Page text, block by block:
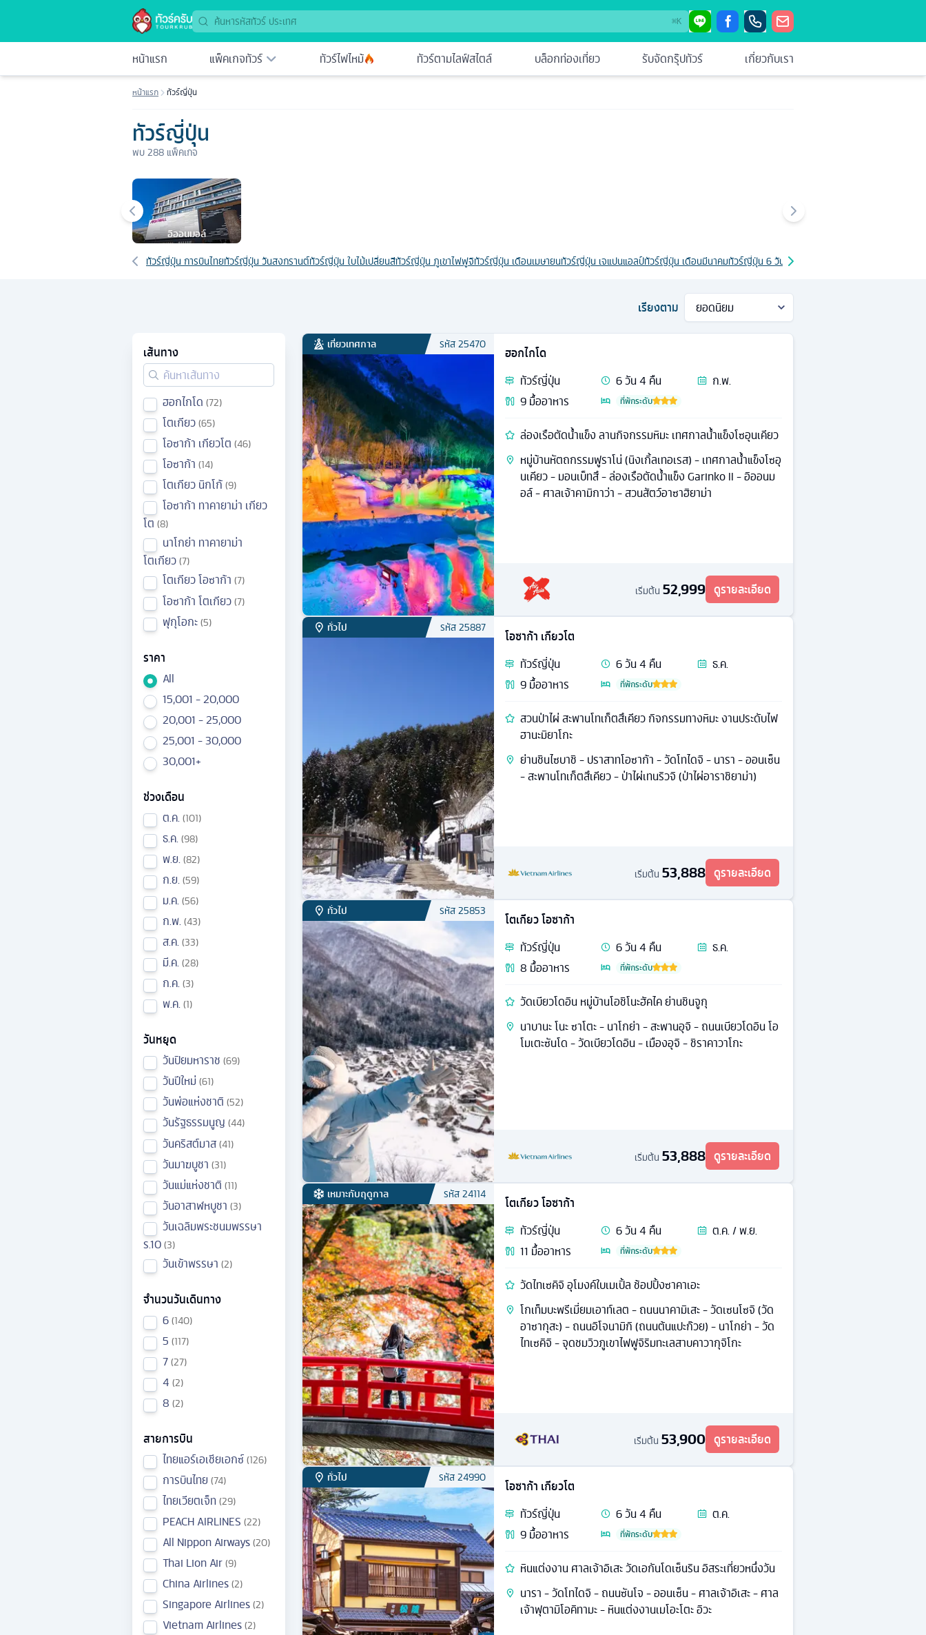
⌘K
หน้าแรก แพ็คเกจทัวร์ ทัวร์ไฟไหม้ ทัวร์ตามไลฟ์สไตล์ บล็อกท่องเที่ยว รับจัดกรุ๊ปทัวร์ เกี่ยวกับเรา
หน้าแรก ทัวร์ญี่ปุ่น
ทัวร์ญี่ปุ่น
พบ288 แพ็คเกจ
เมืองยอดนิยม
อิออนมอล์
เส้นทางที่เกี่ยวข้อง
ทัวร์ญี่ปุ่น การบินไทยทัวร์ญี่ปุ่น วันสงกรานต์ทัวร์ญี่ปุ่น ใบไม้เปลี่ยนสีทัวร์ญี่ปุ่น ภูเขาไฟฟูจิทัวร์ญี่ปุ่น เดือนเมษายนทัวร์ญี่ปุ่น เจแปนแอลป์ทัวร์ญี่ปุ่น เดือนมีนาคมทัวร์ญี่ปุ่น 6 วัน ทัวร์ญี่ปุ่น 7 วัน
เรียงตาม
เส้นทาง
ฮอกไกโด 72
โตเกียว 65
โอซาก้า เกียวโต 46
โอซาก้า 14
โตเกียว นิกโก้ 9
โอซาก้า ทาคายาม่า เกียว
โต 8
นาโกย่า ทาคายาม่า
โตเกียว 7
โตเกียว โอซาก้า 7
โอซาก้า โตเกียว 7
ฟุกุโอกะ 5
ราคา
All
15,001 - 20,000
20,001 - 25,000
25,001 - 30,000
30,001+
ช่วงเดือน
ต.ค. 101
ธ.ค. 98
พ.ย. 82
ก.ย. 59
ม.ค. 56
ก.พ. 43
ส.ค. 33
มี.ค. 28
ก.ค. 3
พ.ค. 1
วันหยุด
วันปิยมหาราช 69
วันปีใหม่ 61
วันพ่อแห่งชาติ 52
วันรัฐธรรมนูญ 44
วันคริสต์มาส 41
วันมาฆบูชา 31
วันแม่แห่งชาติ 11
วันอาสาฬหบูชา 3
วันเฉลิมพระชนมพรรษา
ร.10 3
วันเข้าพรรษา 2
จำนวนวันเดินทาง
6 140
5 117
7 27
4 2
8 2
สายการบิน
ไทยแอร์เอเชียเอกซ์ 126
การบินไทย 74
ไทยเวียตเจ็ท 29
PEACH AIRLINES 22
All Nippon Airways 20
Thai Lion Air 9
China Airlines 2
Singapore Airlines 2
Vietnam Airlines 2
เที่ยวเทศกาล รหัส25470
ฮอกไกโด
ทัวร์ญี่ปุ่น 6วัน4 คืน
ก.พ.
9มื้ออาหาร ที่พักระดับ
ล่องเรือตัดน้ำแข็ง ลานกิจกรรมหิมะ เทศกาลน้ำแข็งโซอุนเคียว
หมู่บ้านหัตถกรรมฟูราโน่ (นิงเกิ้ลเทอเรส) - เทศกาลน้ำแข็งโซอุ
นเคียว - มอนเบ็ทสึ - ล่องเรือตัดน้ำแข็ง Garinko II - อิออนม
อล์ - ศาลเจ้าคามิกาว่า - สวนสัตว์อาซาฮิยาม่า
เริ่มต้น 52,999 ดูรายละเอียด
ทั่วไป รหัส25887
โอซาก้า เกียวโต
ทัวร์ญี่ปุ่น 6วัน4 คืน
ธ.ค.
9มื้ออาหาร ที่พักระดับ
สวนป่าไผ่ สะพานโทเก็ตสึเคียว กิจกรรมทางหิมะ งานประดับไฟ
ฮานะมิยาโกะ
ย่านชินไซบาชิ - ปราสาทโอซาก้า - วัดโทไดจิ - นารา - ออนเซ็น
- สะพานโทเก็ตสึเคียว - ป่าไผ่เทนริวจิ (ป่าไผ่อาราชิยาม่า)
เริ่มต้น 53,888 ดูรายละเอียด
ทั่วไป รหัส25853
โตเกียว โอซาก้า
ทัวร์ญี่ปุ่น 6วัน4 คืน
ธ.ค.
8 มื้ออาหาร ที่พักระดับ
วัดเบียวโดอิน หมู่บ้านโอชิโนะฮัคไค ย่านชินจูกุ
นาบานะ โนะ ซาโตะ - นาโกย่า - สะพานอุจิ - ถนนเบียวโดอิน โอ
โมเตะซันโด - วัดเบียวโดอิน - เมืองอุจิ - ชิราคาวาโกะ
เริ่มต้น 53,888 ดูรายละเอียด
เหมาะกับฤดูกาล รหัส24114
โตเกียว โอซาก้า
ทัวร์ญี่ปุ่น 6วัน4 คืน
ต.ค. / พ.ย.
11 มื้ออาหาร ที่พักระดับ
วัดไทเซคิจิ อุโมงค์ใบเมเปิ้ล ช้อปปิ้งซาคาเอะ
โกเท็มบะพรีเมี่ยมเอาท์เลต - ถนนนาคามิเสะ - วัดเซนโซจิ (วัด
อาซากุสะ) - ถนนอิโจนามิกิ (ถนนต้นแปะก๊วย) - นาโกย่า - วัด
ไทเซคิจิ - จุดชมวิวภูเขาไฟฟูจิริมทะเลสาบคาวากุจิโกะ
เริ่มต้น 53,900 ดูรายละเอียด
ทั่วไป รหัส24990
โอซาก้า เกียวโต
ทัวร์ญี่ปุ่น 6วัน4 คืน
ต.ค.
9มื้ออาหาร ที่พักระดับ
หินแต่งงาน ศาลเจ้าอิเสะ วัดเอกันโดเซ็นริน อิสระเที่ยวหนึ่งวัน
นารา - วัดโทไดจิ - ถนนซันโจ - ออนเซ็น - ศาลเจ้าอิเสะ - ศาล
เจ้าฟุตามิโอคิทามะ - หินแต่งงานเมโอะโตะ อิวะ